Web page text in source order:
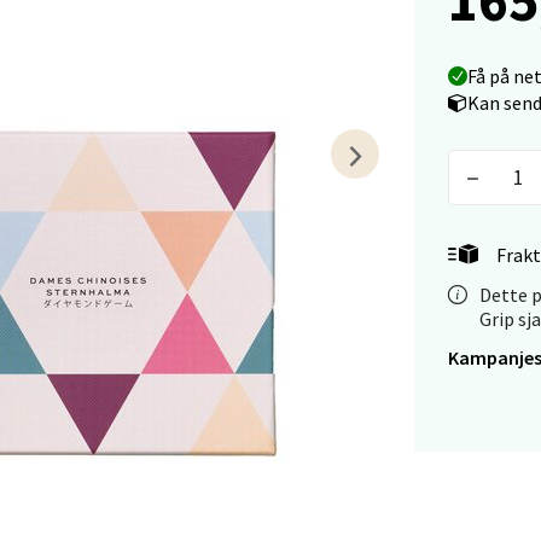
Få på
Kan
Dette
Grip
vei 38, 0594 Oslo
10-21
Jæren - M44
2, 4340 Bryne
10-20